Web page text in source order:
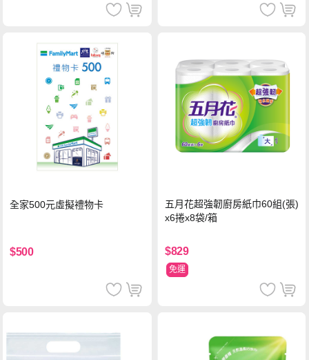
全家500元虛擬禮物卡
$500
五月花超強韌廚房紙巾60組(張)
x6捲x8袋/箱
$829
免運